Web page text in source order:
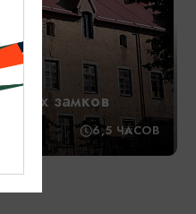
замков
6,5 ЧАСОВ